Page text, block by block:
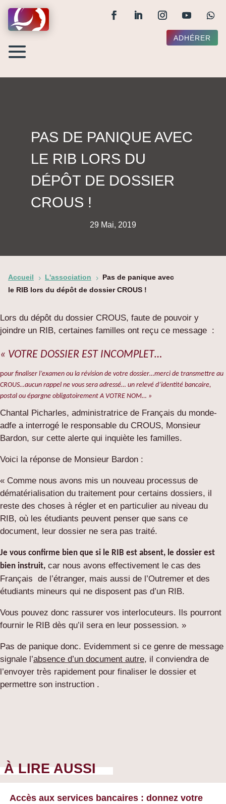
ADHÉRER
PAS DE PANIQUE AVEC
LE RIB LORS DU
DÉPÔT DE DOSSIER
CROUS !
29 Mai, 2019
Accueil 5 L'association 5
Pas de panique avec
le RIB lors du dépôt de dossier CROUS !
Lors du dépôt du dossier CROUS, faute de pouvoir y
joindre un RIB, certaines familles ont reçu ce message :
« VOTRE DOSSIER EST INCOMPLET…
pour finaliser l’examen ou la révision de votre dossier…merci de transmettre au
CROUS…aucun rappel ne vous sera adressé… un relevé d’identité bancaire,
postal ou épargne obligatoirement A VOTRE NOM… »
Chantal Picharles, administratrice de Français du monde-
adfe a interrogé le responsable du CROUS, Monsieur
Bardon, sur cette alerte qui inquiète les familles.
Voici la réponse de Monsieur Bardon :
« Comme nous avons mis un nouveau processus de
dématérialisation du traitement pour certains dossiers, il
reste des choses à régler et en particulier au niveau du
RIB, où les étudiants peuvent penser que sans ce
document, leur dossier ne sera pas traité.
Je vous confirme bien que si le RIB est absent, le dossier est
bien instruit, car nous avons effectivement le cas des
Français de l’étranger, mais aussi de l’Outremer et des
étudiants mineurs qui ne disposent pas d’un RIB.
Vous pouvez donc rassurer vos interlocuteurs. Ils pourront
fournir le RIB dès qu’il sera en leur possession. »
Pas de panique donc. Evidemment si ce genre de message
signale l’absence d’un document autre, il conviendra de
l’envoyer très rapidement pour finaliser le dossier et
permettre son instruction .
À LIRE AUSSI
Accès aux services bancaires : donnez votre